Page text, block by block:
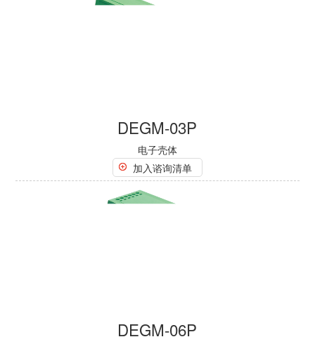
DEGM-03P
电子壳体
加入谘询清单
DEGM-06P